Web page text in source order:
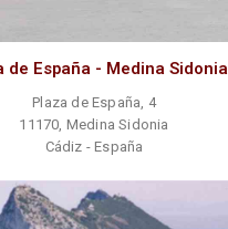
de España - Medina Sidonia
Plaza de España, 4
11170, Medina Sidonia
Cádiz - España